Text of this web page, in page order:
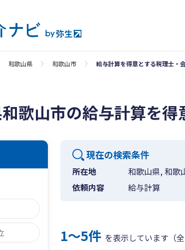
和歌山県 和歌山市 給与計算を得意とする税理士・
歌山市の給与計算を
現在の検索条件
所在地
和歌山県, 和歌
依頼内容
給与計算
1〜5件 を表示しています（全